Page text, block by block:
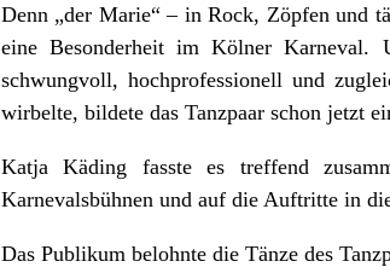
Denn „der Marie“ – in Rock, Zöpfen und
eine Besonderheit im Kölner
schwungvoll, hochprofessionell und
wirbelte, bildete das Tanzpaar schon jetzt
Katja Käding fasste es treffend
Karnevalsbühnen und auf die Auftritte in
Das Publikum belohnte die Tänze des